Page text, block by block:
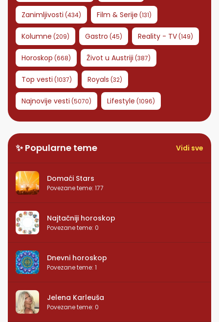
Zanimljivosti (434) Film & Serije (131)
Kolumne (209) Gastro (45) Reality - TV(149)
Horoskop (668) Život u Austriji (387)
Top vesti (1037) Royals (32)
Najnovije vesti (5070) Lifestyle (1096)
✨ Popularne teme Vidi sve
Domaći Stars
Povezane teme: 177
Najtačniji horoskop
Povezane teme: 0
Dnevni horoskop
Povezane teme: 1
Jelena Karleuša
Povezane teme: 0